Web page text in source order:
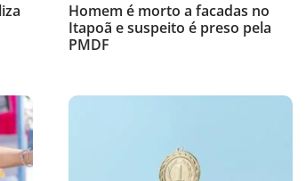
Homem é morto a facadas no
Itapoã e suspeito é preso pela
PMDF